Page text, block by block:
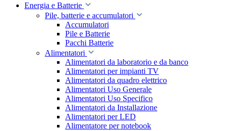
Energia e Batterie
Pile, batterie e accumulatori
Accumulatori
Pile e Batterie
Pacchi Batterie
Alimentatori
Alimentatori da laboratorio e da banco
Alimentatori per impianti TV
Alimentatori da quadro elettrico
Alimentatori Uso Generale
Alimentatori Uso Specifico
Alimentatori da Installazione
Alimentatori per LED
Alimentatore per notebook